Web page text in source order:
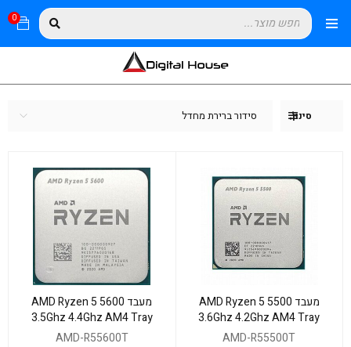
0
סינון סידור ברירת מחדל
מעבד AMD Ryzen 5 5500
3.6Ghz 4.2Ghz AM4 Tray
no cooler
AMD-R55500T
מעבד AMD Ryzen 5 5600
3.5Ghz 4.4Ghz AM4 Tray
no Fan No GPU
AMD-R55600T